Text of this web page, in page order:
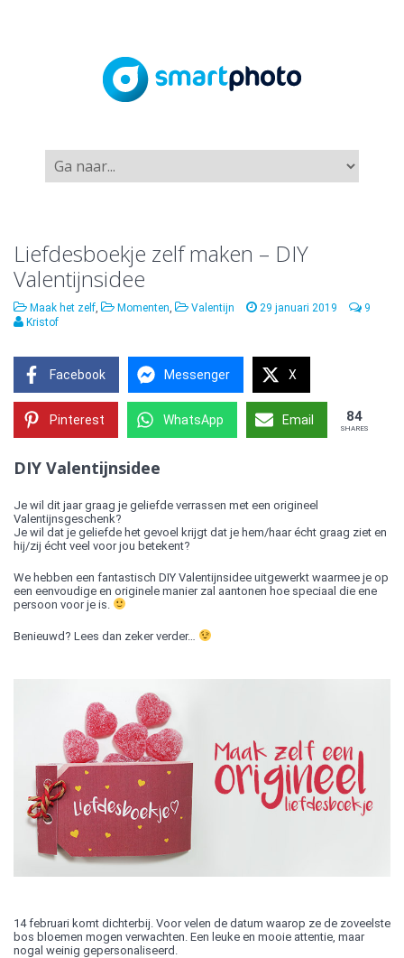
Liefdesboekje zelf maken – DIY
Valentijnsidee
Maak het zelf, Momenten, Valentijn 29 januari 2019
9
Kristof
Facebook Messenger X
Pinterest WhatsApp Email 84
SHARES
DIY Valentijnsidee
Je wil dit jaar graag je geliefde verrassen met een origineel
Valentijnsgeschenk?
Je wil dat je geliefde het gevoel krijgt dat je hem/haar écht graag ziet en
hij/zij écht veel voor jou betekent?
We hebben een fantastisch DIY Valentijnsidee uitgewerkt waarmee je op
een eenvoudige en originele manier zal aantonen hoe speciaal die ene
persoon voor je is.
Benieuwd? Lees dan zeker verder…
14 februari komt dichterbij. Voor velen de datum waarop ze de zoveelste
bos bloemen mogen verwachten. Een leuke en mooie attentie, maar
nogal weinig gepersonaliseerd.